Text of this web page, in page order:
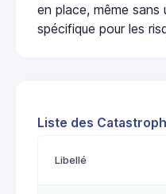
en place, même
spécifique pour les
Liste des
Libellé